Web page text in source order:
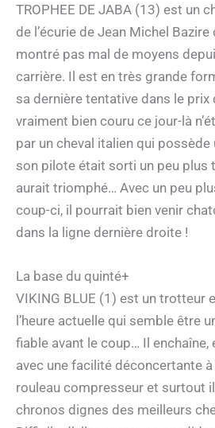
TROPHEE DE JABA (13) est un
de l’écurie de Jean Michel
montré pas mal de moyens
carrière. Il est en très grande
sa dernière tentative dans le prix
vraiment bien couru ce jour-là
par un cheval italien qui possède
son pilote était sorti un peu plus
aurait triomphé… Avec un peu
coup-ci, il pourrait bien venir
dans la ligne dernière droite !
La base du quinté+
VIKING BLUE (1) est un trotteur
l’heure actuelle qui semble être
fiable avant le coup… Il enchaîne,
avec une facilité déconcertante à
rouleau compresseur et surtout
chronos dignes des meilleurs